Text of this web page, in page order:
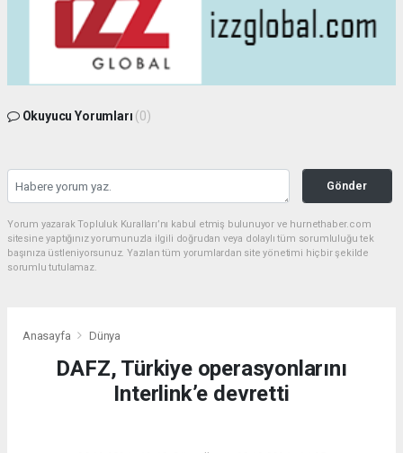
Okuyucu Yorumları (0)
Gönder
Yorum yazarak Topluluk Kuralları’nı kabul etmiş bulunuyor ve hurnethaber.com
sitesine yaptığınız yorumunuzla ilgili doğrudan veya dolaylı tüm sorumluluğu tek
başınıza üstleniyorsunuz. Yazılan tüm yorumlardan site yönetimi hiçbir şekilde
sorumlu tutulamaz.
Anasayfa Dünya
DAFZ, Türkiye operasyonlarını
Interlink’e devretti